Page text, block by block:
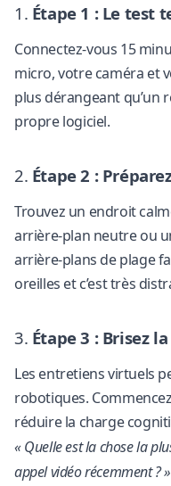
1. Étape 1 : Le test
Connectez-vous 15
micro, votre caméra et
plus dérangeant qu’un
propre logiciel.
2. Étape 2 :
Trouvez un endroit
arrière-plan neutre ou
arrière-plans de plage
oreilles et c’est très
3. Étape 3 : Brisez
Les entretiens virtuels
robotiques.
réduire la charge
« Quelle est la chose la
appel vidéo récemment ? »